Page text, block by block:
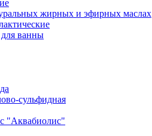
жирных и эфирных маслах
ванны
сульфидная
"Аквабиолис"